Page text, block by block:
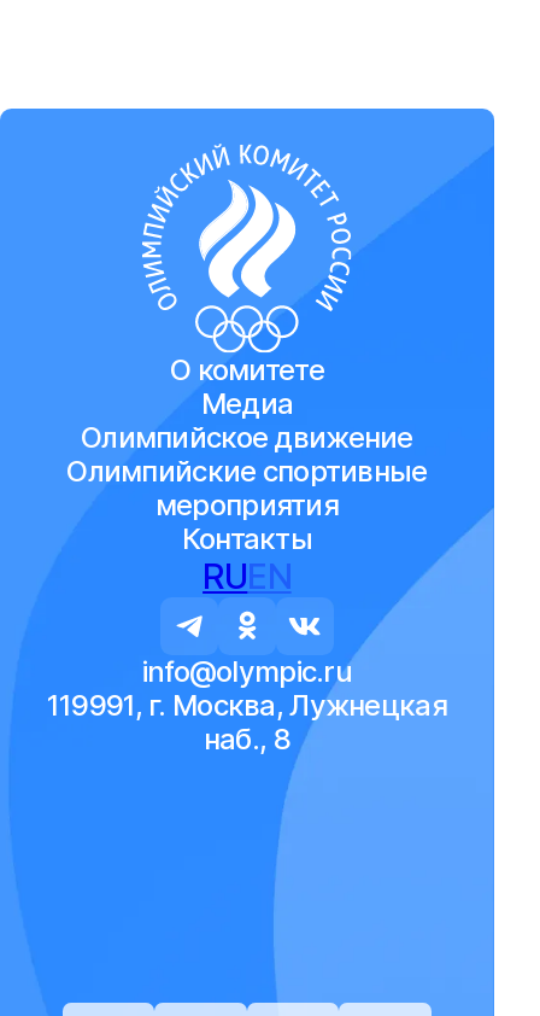
О комитете
Медиа
Олимпийское движение
Олимпийские спортивные
мероприятия
Контакты
RUEN
info@olympic.ru
119991, г. Москва, Лужнецкая
наб., 8